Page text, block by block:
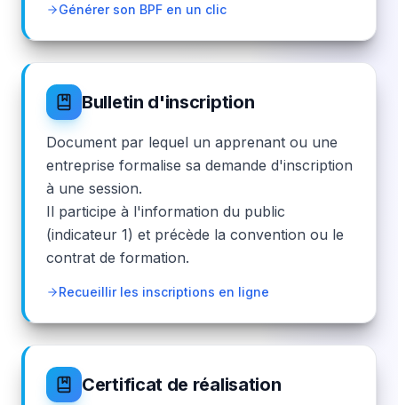
Générer son BPF en un clic
Bulletin d'inscription
Document par lequel un apprenant ou une
entreprise formalise sa demande d'inscription
à une session.
Il participe à l'information du public
(indicateur 1) et précède la convention ou le
contrat de formation.
Recueillir les inscriptions en ligne
Certificat de réalisation